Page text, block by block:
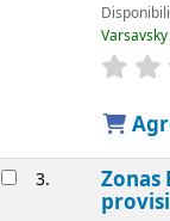
Varsavsky
3. Zonas